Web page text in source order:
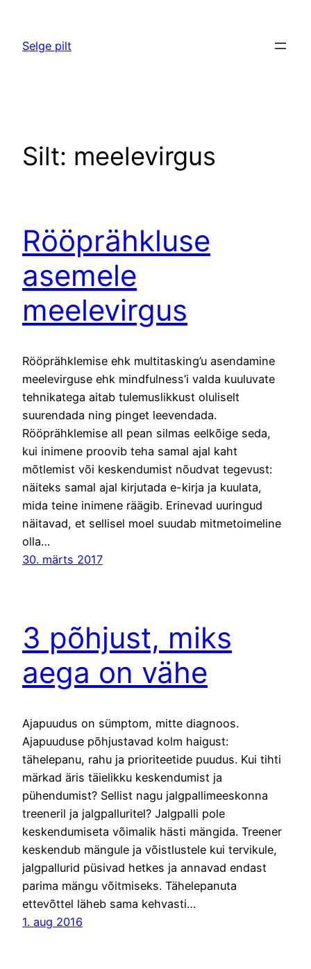
juurde
Selge pilt
Silt: meelevirgus
Rööprähkluse
asemele
meelevirgus
Rööprähklemise ehk multitasking’u asendamine
meelevirguse ehk mindfulness’i valda kuuluvate
tehnikatega aitab tulemuslikkust oluliselt
suurendada ning pinget leevendada.
Rööprähklemise all pean silmas eelkõige seda,
kui inimene proovib teha samal ajal kaht
mõtlemist või keskendumist nõudvat tegevust:
näiteks samal ajal kirjutada e-kirja ja kuulata,
mida teine inimene räägib. Erinevad uuringud
näitavad, et sellisel moel suudab mitmetoimeline
olla…
30. märts 2017
3 põhjust, miks
aega on vähe
Ajapuudus on sümptom, mitte diagnoos.
Ajapuuduse põhjustavad kolm haigust:
tähelepanu, rahu ja prioriteetide puudus. Kui tihti
märkad äris täielikku keskendumist ja
pühendumist? Sellist nagu jalgpallimeeskonna
treeneril ja jalgpalluritel? Jalgpalli pole
keskendumiseta võimalik hästi mängida. Treener
keskendub mängule ja võistlustele kui tervikule,
jalgpallurid püsivad hetkes ja annavad endast
parima mängu võitmiseks. Tähelepanuta
ettevõttel läheb sama kehvasti…
1. aug 2016